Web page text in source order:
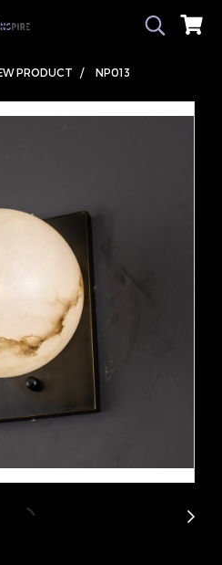
PRODUCT NP013